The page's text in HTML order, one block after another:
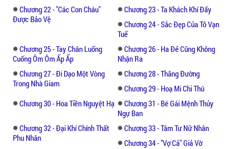
Vị vương gia này vô cùng nham hiểm, nàng
lại quá ngốc nghếch nên không phải là đối
Nhưng nhờ vậy mà có những câu chuyện
hài hước lại vô cùng nhẹ nhàng.
Chương 22 - "các Con Cháu"
Được Bảo Vệ
Chương 23 - Ta Khách Khí Đấy
Chương 24 - Sắc Đẹp Của Tô Vạn
Tuế
Chương 25 - Tay Chân Luống
Cuống Ôm Ôm Ấp Ấp
Chương 26 - Ha Đẻ Cũng Không
Nhận Ra
Chương 27 - Đi Dạo Một Vòng
Trong Nhà Giam
Chương 28 - Thăng Đường
Chương 29 - Hoạ Mi Chi Thú
Chương 30 - Hoa Tiền Nguyệt Hạ
Chương 31 - Bé Gái Mệnh Thủy
Ngự Ban
Chương 32 - Đại Khí Chính Thất
Phu Nhân
Chương 33 - Tâm Tư Nữ Nhân
Chương 34 - "vợ Cả" Giả Vờ